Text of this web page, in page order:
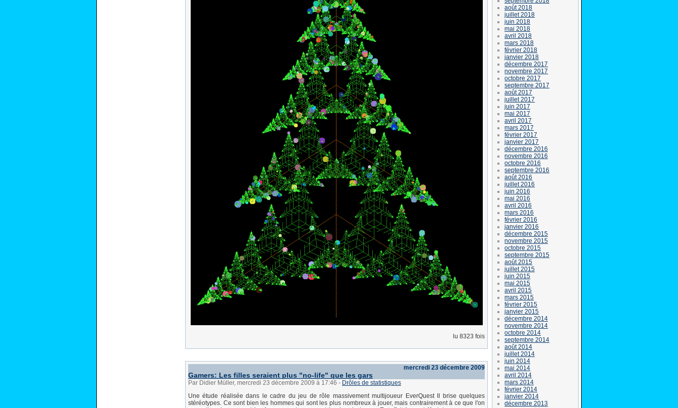
lu 8323 fois
mercredi 23 décembre 2009
Gamers: Les filles seraient plus "no-life" que les gars
Par Didier Müller, mercredi 23 décembre 2009 à 17:46 - Drôles de statistiques
Une étude réalisée dans le cadre du jeu de rôle massivement multijoueur EverQuest II brise quelques
stéréotypes. Ce sont bien les hommes qui sont les plus nombreux à jouer, mais contrairement à ce que l'on
août 2018
juillet 2018
juin 2018
mai 2018
avril 2018
mars 2018
février 2018
janvier 2018
décembre 2017
novembre 2017
octobre 2017
septembre 2017
août 2017
juillet 2017
juin 2017
mai 2017
avril 2017
mars 2017
février 2017
janvier 2017
décembre 2016
novembre 2016
octobre 2016
septembre 2016
août 2016
juillet 2016
juin 2016
mai 2016
avril 2016
mars 2016
février 2016
janvier 2016
décembre 2015
novembre 2015
octobre 2015
septembre 2015
août 2015
juillet 2015
juin 2015
mai 2015
avril 2015
mars 2015
février 2015
janvier 2015
décembre 2014
novembre 2014
octobre 2014
septembre 2014
août 2014
juillet 2014
juin 2014
mai 2014
avril 2014
mars 2014
février 2014
janvier 2014
décembre 2013